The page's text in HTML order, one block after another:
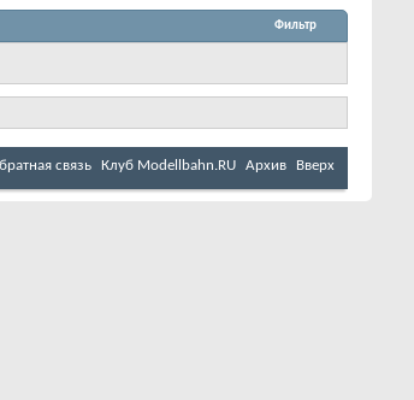
Фильтр
связь Клуб Мodellbahn.RU Архив Вверх